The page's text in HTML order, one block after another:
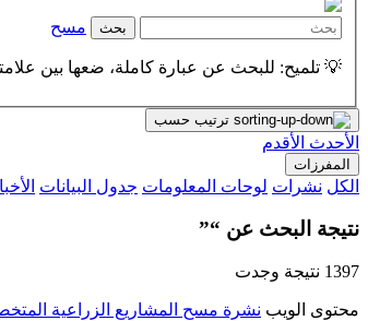
بحث مسح
💡 تلميح: للبحث عن عبارة كاملة، ضعها بين
ترتيب حسب
الأحدث الأقدم
المفرزات
الكل نشرات لوحات المعلومات جدول البيانات
نتيجة البحث عن “”
1397 نتيجة وجدت
محتوى الويب نشرة مسح المشاريع الزراعية